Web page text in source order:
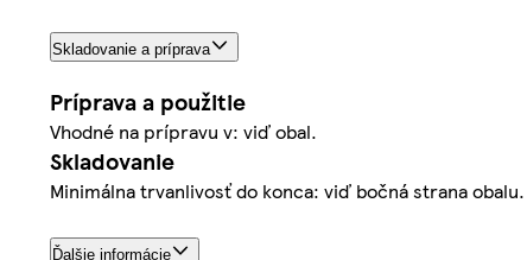
Skladovanie a príprava
Príprava a použitie
Vhodné na prípravu v: viď obal.
Skladovanie
Minimálna trvanlivosť do konca: viď bočná strana
Ďalšie informácie